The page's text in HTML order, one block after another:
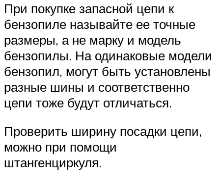
При покупке запасной цепи к
бензопиле называйте ее точные
размеры, а не марку и модель
бензопилы. На одинаковые модели
бензопил, могут быть установлены
разные шины и соответственно
цепи тоже будут отличаться.
Проверить ширину посадки цепи,
можно при помощи
штангенциркуля.